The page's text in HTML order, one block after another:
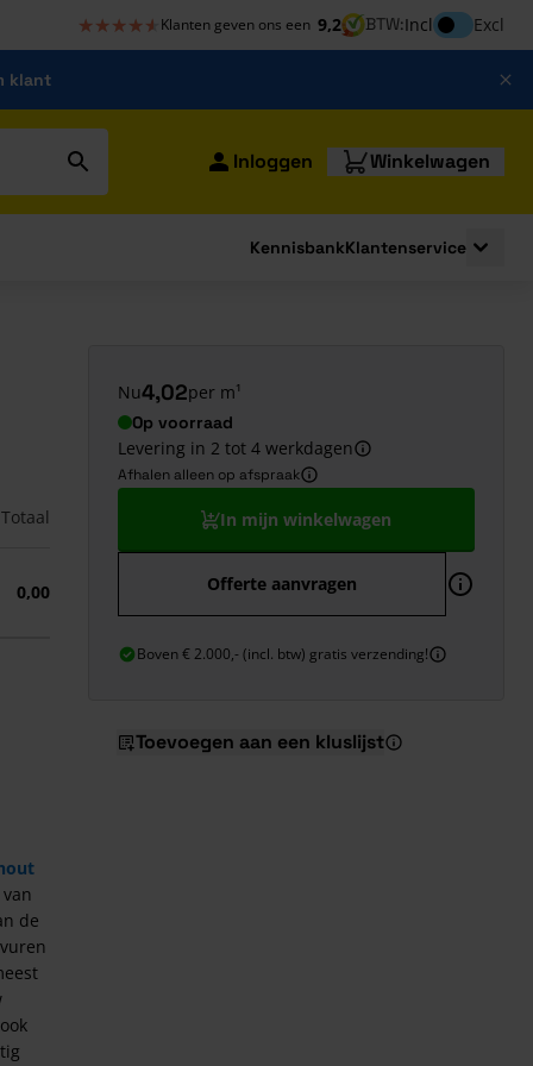
★★★★★
★★★★★ Klanten geven ons een 9,2 BTW:InclInclusief btw
Excl
klant
Inloggen Winkelwagen
for Bouwshop
KennisbankKlantenservice
Totaal
0,00
de
Nu4,02per m¹
Op voorraad
Levering in 2 tot 4 werkdagen
Afhalen alleen op afspraak
In mijn winkelwagen
Offerte aanvragen
Boven € 2.000,- (incl. btw) gratis verzending!
Toevoegen aan een kluslijst